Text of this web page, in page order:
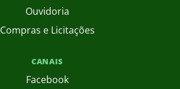
Ouvidoria
Compras e Licitações
CANAIS
Facebook